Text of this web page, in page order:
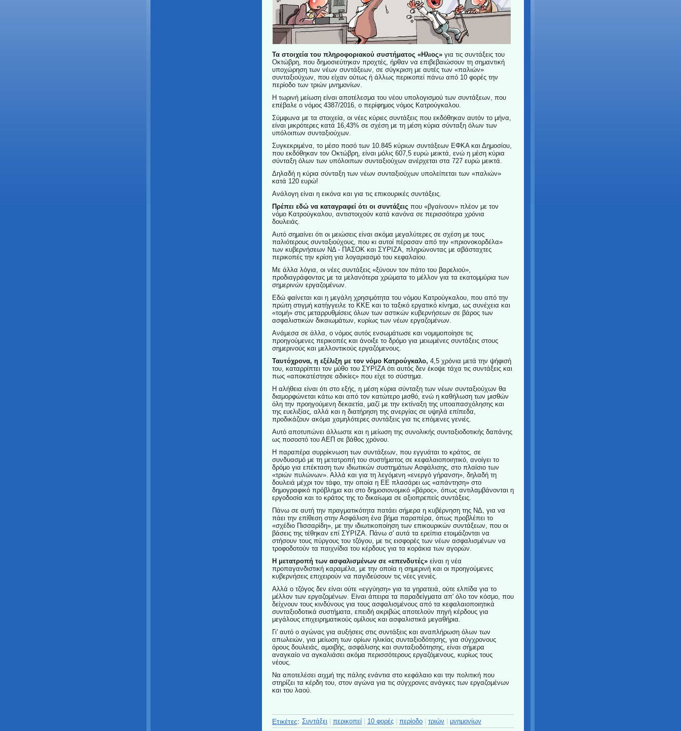
Τα στοιχεία του πληροφοριακού συστήματος «Ηλιος» για τις συντάξεις του
Οκτώβρη, που δημοσιεύτηκαν προχτές, ήρθαν να επιβεβαιώσουν τη σημαντική
υποχώρηση των νέων συντάξεων, σε σύγκριση με αυτές των «παλιών»
συνταξιούχων, που είχαν ούτως ή άλλως περικοπεί πάνω από 10 φορές την
περίοδο των τριών μνημονίων.
Η τωρινή μείωση είναι αποτέλεσμα του νέου υπολογισμού των συντάξεων, που
επέβαλε ο νόμος 4387/2016, ο περίφημος νόμος Κατρούγκαλου.
Σύμφωνα με τα στοιχεία, οι νέες κύριες συντάξεις που εκδόθηκαν αυτόν το μήνα,
είναι μικρότερες κατά 16,43% σε σχέση με τη μέση κύρια σύνταξη όλων των
υπόλοιπων συνταξιούχων.
Συγκεκριμένα, το μέσο ποσό των 10.845 κύριων συντάξεων ΕΦΚΑ και Δημοσίου,
που εκδόθηκαν τον Οκτώβρη, είναι μόλις 607,5 ευρώ μεικτά, ενώ η μέση κύρια
σύνταξη όλων των υπόλοιπων συνταξιούχων ανέρχεται στα 727 ευρώ μεικτά.
Δηλαδή η κύρια σύνταξη των νέων συνταξιούχων υπολείπεται των «παλιών»
κατά 120 ευρώ!
Ανάλογη είναι η εικόνα και για τις επικουρικές συντάξεις.
Πρέπει εδώ να καταγραφεί ότι οι συντάξεις που «βγαίνουν» πλέον με τον
νόμο Κατρούγκαλου, αντιστοιχούν κατά κανόνα σε περισσότερα χρόνια
δουλειάς.
Αυτό σημαίνει ότι οι μειώσεις είναι ακόμα μεγαλύτερες σε σχέση με τους
παλιότερους συνταξιούχους, που κι αυτοί πέρασαν από την «πριονοκορδέλα»
των κυβερνήσεων ΝΔ - ΠΑΣΟΚ και ΣΥΡΙΖΑ, πληρώνοντας με αβάσταχτες
περικοπές την κρίση για λογαριασμό του κεφαλαίου.
Με άλλα λόγια, οι νέες συντάξεις «ξύνουν τον πάτο του βαρελιού»,
προδιαγράφοντας με τα μελανότερα χρώματα το μέλλον για τα εκατομμύρια των
σημερινών εργαζομένων.
Εδώ φαίνεται και η μεγάλη χρησιμότητα του νόμου Κατρούγκαλου, που από την
πρώτη στιγμή κατήγγειλε το ΚΚΕ και το ταξικό εργατικό κίνημα, ως συνέχεια και
«τομή» στις μεταρρυθμίσεις όλων των αστικών κυβερνήσεων σε βάρος των
ασφαλιστικών δικαιωμάτων, κυρίως των νέων εργαζομένων.
Ανάμεσα σε άλλα, ο νόμος αυτός ενσωμάτωσε και νομιμοποίησε τις
προηγούμενες περικοπές και άνοιξε το δρόμο για μειωμένες συντάξεις στους
σημερινούς και μελλοντικούς εργαζόμενους.
Ταυτόχρονα, η εξέλιξη με τον νόμο Κατρούγκαλο, 4,5 χρόνια μετά την ψήφισή
του, καταρρίπτει τον μύθο του ΣΥΡΙΖΑ ότι αυτός δεν έκοψε τάχα τις συντάξεις και
πως «αποκατέστησε αδικίες» που είχε το σύστημα.
Η αλήθεια είναι ότι στο εξής, η μέση κύρια σύνταξη των νέων συνταξιούχων θα
διαμορφώνεται κάτω και από τον κατώτερο μισθό, ενώ η καθήλωση των μισθών
όλη την προηγούμενη δεκαετία, μαζί με την εκτίναξη της υποαπασχόλησης και
της ευελιξίας, αλλά και η διατήρηση της ανεργίας σε υψηλά επίπεδα,
προδικάζουν ακόμα χαμηλότερες συντάξεις για τις επόμενες γενιές.
Αυτό αποτυπώνει άλλωστε και η μείωση της συνολικής συνταξιοδοτικής δαπάνης
ως ποσοστό του ΑΕΠ σε βάθος χρόνου.
Η παραπέρα συρρίκνωση των συντάξεων, που εγγυάται το κράτος, σε
συνδυασμό με τη μετατροπή του συστήματος σε κεφαλαιοποιητικό, ανοίγει το
δρόμο για επέκταση των ιδιωτικών συστημάτων Ασφάλισης, στο πλαίσιο των
«τριών πυλώνων». Αλλά και για τη λεγόμενη «ενεργό γήρανση», δηλαδή τη
δουλειά μέχρι τον τάφο, την οποία η ΕΕ πλασάρει ως «απάντηση» στο
δημογραφικό πρόβλημα και στο δημοσιονομικό «βάρος», όπως αντιλαμβάνονται η
εργοδοσία και το κράτος της το δικαίωμα σε αξιοπρεπείς συντάξεις.
Πάνω σε αυτή την πραγματικότητα πατάει σήμερα η κυβέρνηση της ΝΔ, για να
πάει την επίθεση στην Ασφάλιση ένα βήμα παραπέρα, όπως προβλέπει το
«σχέδιο Πισσαρίδη», με την ιδιωτικοποίηση των επικουρικών συντάξεων, που οι
βάσεις της τέθηκαν επί ΣΥΡΙΖΑ. Πάνω σ' αυτά τα ερείπια ετοιμάζονται να
στήσουν τους πύργους του τζόγου, με τις εισφορές των νέων ασφαλισμένων να
τροφοδοτούν τα παιχνίδια του κέρδους για τα κοράκια των αγορών.
Η μετατροπή των ασφαλισμένων σε «επενδυτές» είναι η νέα
προπαγανδιστική καραμέλα, με την οποία η σημερινή και οι προηγούμενες
κυβερνήσεις επιχειρούν να παγιδεύσουν τις νέες γενιές.
Αλλά ο τζόγος δεν είναι ούτε «εγγύηση» για τα γηρατειά, ούτε ελπίδα για το
μέλλον των εργαζομένων. Είναι άπειρα τα παραδείγματα απ' όλο τον κόσμο, που
δείχνουν τους κινδύνους για τους ασφαλισμένους από τα κεφαλαιοποιητικά
συνταξιοδοτικά συστήματα, επειδή ακριβώς αποτελούν πηγή κέρδους για
μεγάλους επιχειρηματικούς ομίλους και ασφαλιστικά μεγαθήρια.
Γι' αυτό ο αγώνας για αυξήσεις στις συντάξεις και αναπλήρωση όλων των
απωλειών, για μείωση των ορίων ηλικίας συνταξιοδότησης, για σύγχρονους
όρους δουλειάς, αμοιβής, ασφάλισης και συνταξιοδότησης, είναι σήμερα
αναγκαίο να αγκαλιάσει ακόμα περισσότερους εργαζόμενους, κυρίως τους
νέους.
Να αποτελέσει αιχμή της πάλης ενάντια στο κεφάλαιο και την πολιτική που
στηρίζει τα κέρδη του, στον αγώνα για τις σύγχρονες ανάγκες των εργαζομένων
και του λαού.
Ετικέτες: Συντάξει περικοπεί 10 φορές περίοδο τριών μνημονίων